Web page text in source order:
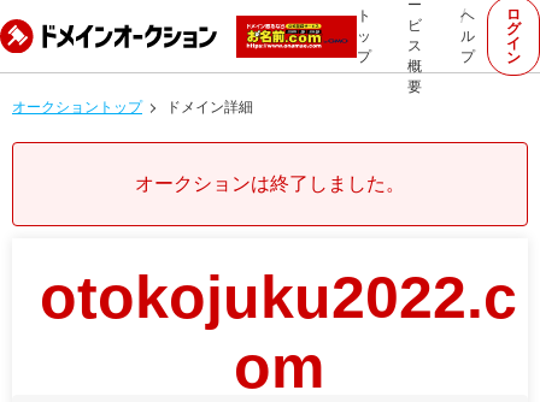
ト
ッ
プ
ー
ビ
ス
概
要
ヘ
ル
プ
ロ
グ
イ
ン
オークショントップ ドメイン詳細
オークションは終了しました。
otokojuku2022.c
om